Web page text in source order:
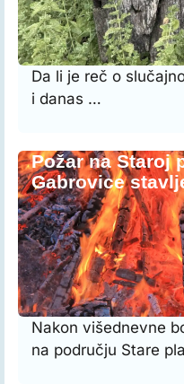
Da li je reč o
i danas …
Požar na Staroj
Gabrovice
Nakon višednevne
na području Stare